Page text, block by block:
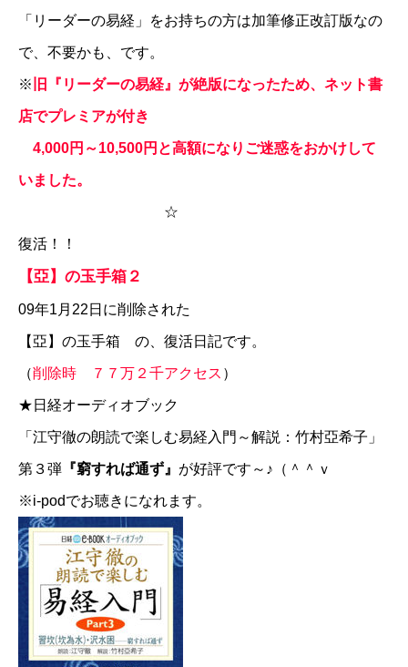
「リーダーの易経」をお持ちの方は加筆修正改訂版なの
で、不要かも、です。
※ 旧『リーダーの易経』が絶版になったため、ネット書
店でプレミアが付き
4,000円～10,500円と高額になりご迷惑をおかけして
いました。
☆
復活！！
【亞】の玉手箱２
09年1月22日に削除された
【亞】の玉手箱 の、復活日記です。
（削除時 ７７万２千アクセス ）
★日経オーディオブック
「江守徹の朗読で楽しむ易経入門～解説：竹村亞希子」
第３弾 『窮すれば通ず』 が好評です～♪（＾＾ｖ
※i-podでお聴きになれます。